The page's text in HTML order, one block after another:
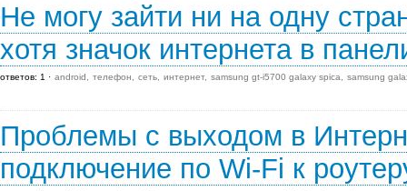
Не могу зайти ни на одну
хотя значок интернета в
ответов: 1 android телефон сеть интернет samsung gt-i5700 galaxy spica samsung
Проблемы с выходом в
подключение по Wi-Fi к